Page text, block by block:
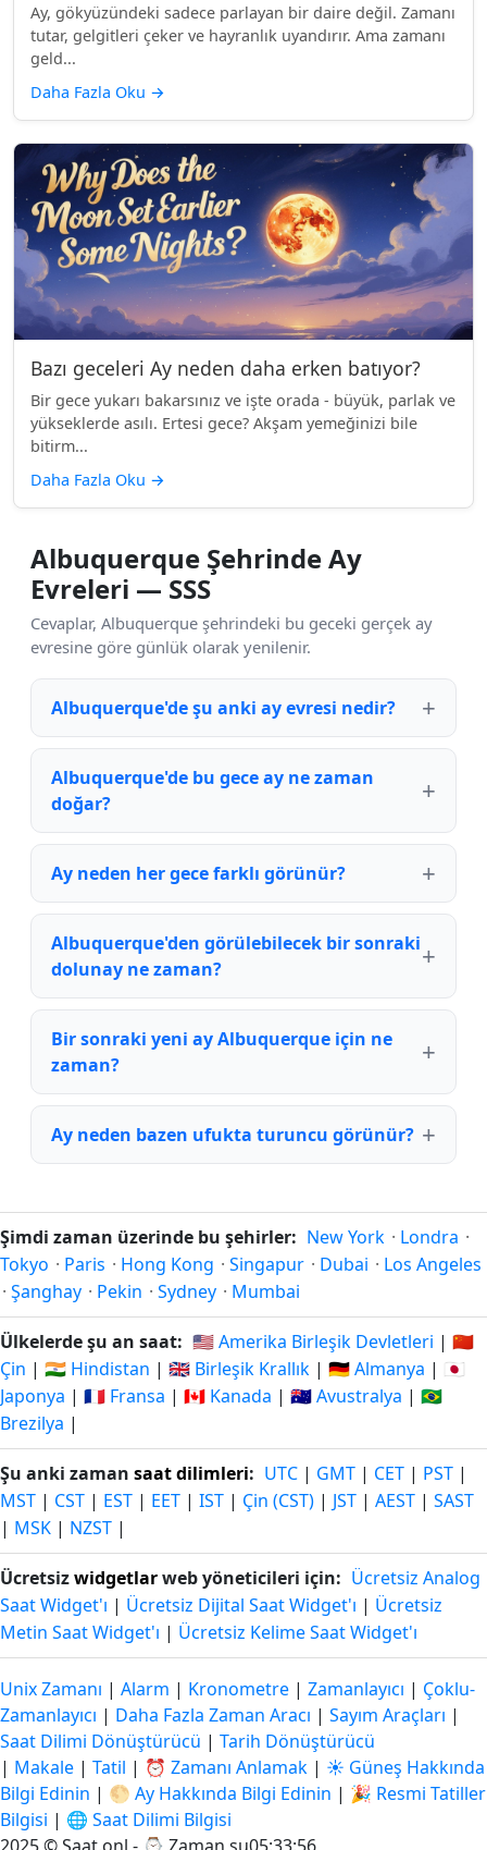
Ay, gökyüzündeki sadece parlayan bir daire değil. Zamanı
tutar, gelgitleri çeker ve hayranlık uyandırır. Ama zamanı
geld...
Daha Fazla Oku →
Bazı geceleri Ay neden daha erken batıyor?
Bir gece yukarı bakarsınız ve işte orada - büyük, parlak ve
yükseklerde asılı. Ertesi gece? Akşam yemeğinizi bile
bitirm...
Daha Fazla Oku →
Albuquerque Şehrinde Ay
Evreleri — SSS
Cevaplar, Albuquerque şehrindeki bu geceki gerçek ay
evresine göre günlük olarak yenilenir.
Albuquerque'de şu anki ay evresi nedir?
Albuquerque'de bu gece ay ne zaman
doğar?
Ay neden her gece farklı görünür?
Albuquerque'den görülebilecek bir sonraki
dolunay ne zaman?
Bir sonraki yeni ay Albuquerque için ne
zaman?
Ay neden bazen ufukta turuncu görünür?
Şimdi zaman üzerinde bu şehirler: New York · Londra ·
Tokyo · Paris · Hong Kong · Singapur · Dubai · Los Angeles
· Şanghay · Pekin · Sydney · Mumbai
Ülkelerde şu an saat: 🇺🇸 Amerika Birleşik Devletleri | 🇨🇳
Çin | 🇮🇳 Hindistan | 🇬🇧 Birleşik Krallık | 🇩🇪 Almanya | 🇯🇵
Japonya | 🇫🇷 Fransa | 🇨🇦 Kanada | 🇦🇺 Avustralya | 🇧🇷
Brezilya |
Şu anki zaman saat dilimleri: UTC | GMT | CET | PST |
MST | CST | EST | EET | IST | Çin (CST) | JST | AEST | SAST
| MSK | NZST |
Ücretsizwidgetlarweb yöneticileri için: Ücretsiz Analog
Saat Widget'ı | Ücretsiz Dijital Saat Widget'ı | Ücretsiz
Metin Saat Widget'ı | Ücretsiz Kelime Saat Widget'ı
Unix Zamanı | Alarm | Kronometre | Zamanlayıcı | Çoklu-
Zamanlayıcı | Daha Fazla Zaman Aracı | Sayım Araçları |
Saat Dilimi Dönüştürücü | Tarih Dönüştürücü
| Makale | Tatil | ⏰ Zamanı Anlamak | ☀️ Güneş Hakkında
Bilgi Edinin | 🌕 Ay Hakkında Bilgi Edinin | 🎉 Resmi Tatiller
Bilgisi | 🌐 Saat Dilimi Bilgisi